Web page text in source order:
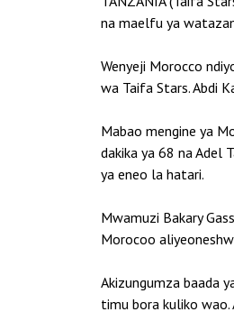
na maelfu ya
Wenyeji Morocco
wa Taifa Stars. Abdi
Mabao mengine ya
dakika ya 68 na Adel
ya eneo la hatari.
Mwamuzi Bakary
Morocoo
Akizungumza baada
timu bora kuliko wao.